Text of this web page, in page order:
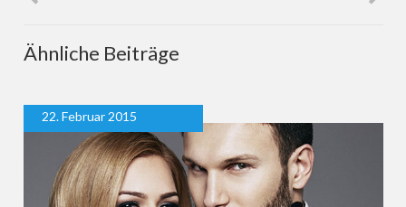
Ähnliche Beiträge
22. Februar 2015